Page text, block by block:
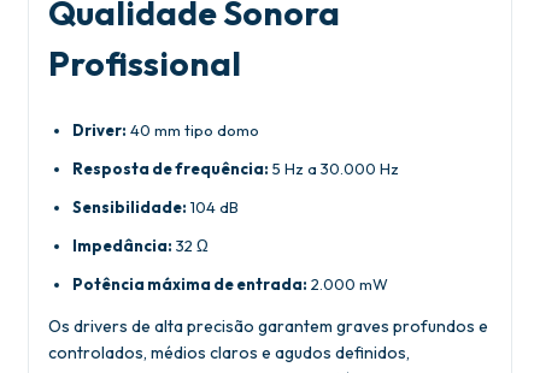
Qualidade Sonora
Profissional
Driver: 40 mm tipo domo
Resposta de frequência: 5 Hz a 30.000 Hz
Sensibilidade: 104 dB
Impedância: 32 Ω
Potência máxima de entrada: 2.000 mW
Os drivers de alta precisão garantem graves profundos e
controlados, médios claros e agudos definidos,